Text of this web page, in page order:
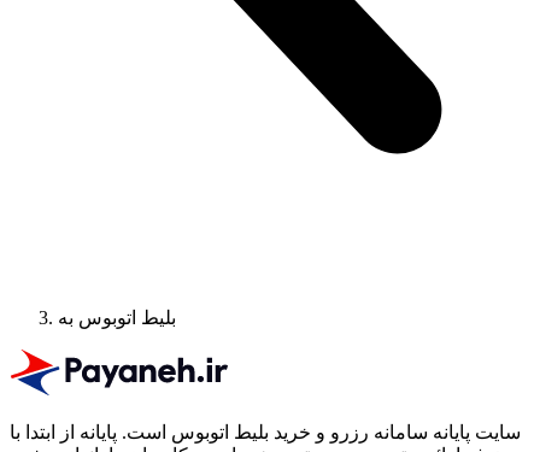
بلیط اتوبوس به
سایت پایانه سامانه رزرو و خرید بلیط اتوبوس است. پایانه از ابتدا با